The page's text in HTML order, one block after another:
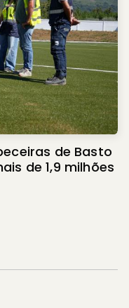
de Basto
de 1,9 milhões